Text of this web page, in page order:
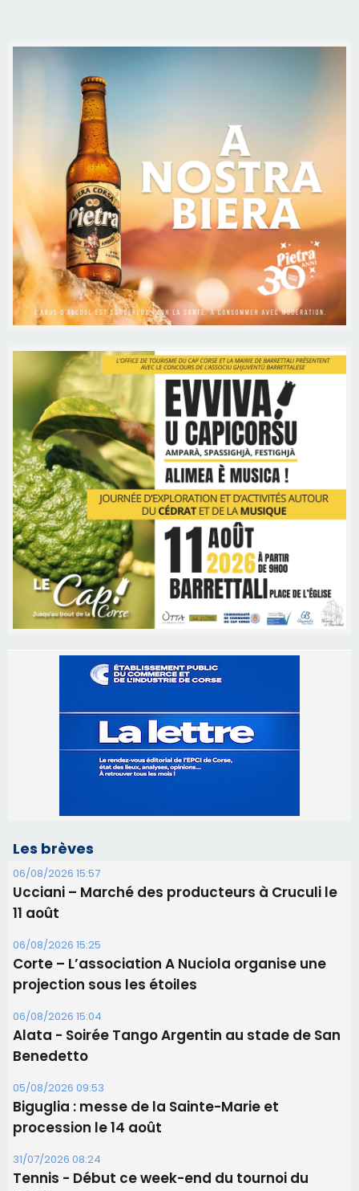
Les brèves
06/08/2026 15:57
11 août
06/08/2026 15:25
projection sous les étoiles
06/08/2026 15:04
Benedetto
05/08/2026 09:53
procession le 14 août